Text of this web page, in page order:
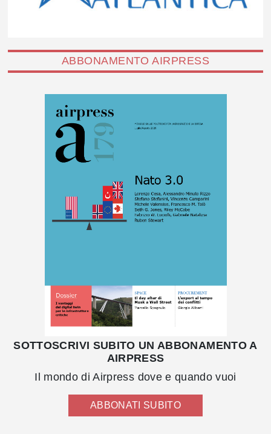
ABBONAMENTO AIRPRESS
SOTTOSCRIVI SUBITO UN ABBONAMENTO A
AIRPRESS
Il mondo di Airpress dove e quando vuoi
ABBONATI SUBITO